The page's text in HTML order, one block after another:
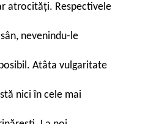
atrocități. Respectivele
nevenindu-le
Atâta vulgaritate
nici în cele mai